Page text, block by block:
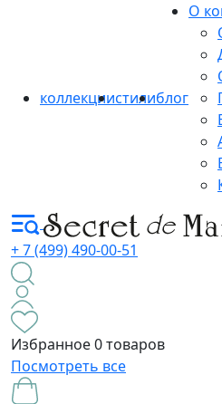
коллекциистилиблог
О
+ 7 (499) 490-00-51
Избранное0 товаров
Посмотреть все